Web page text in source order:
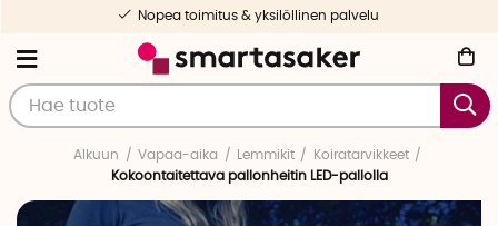
Nopea toimitus & yksilöllinen palvelu
Alkuun Vapaa-aika Lemmikit
Koiratarvikkeet
Kokoontaitettava pallonheitin LED-pallolla